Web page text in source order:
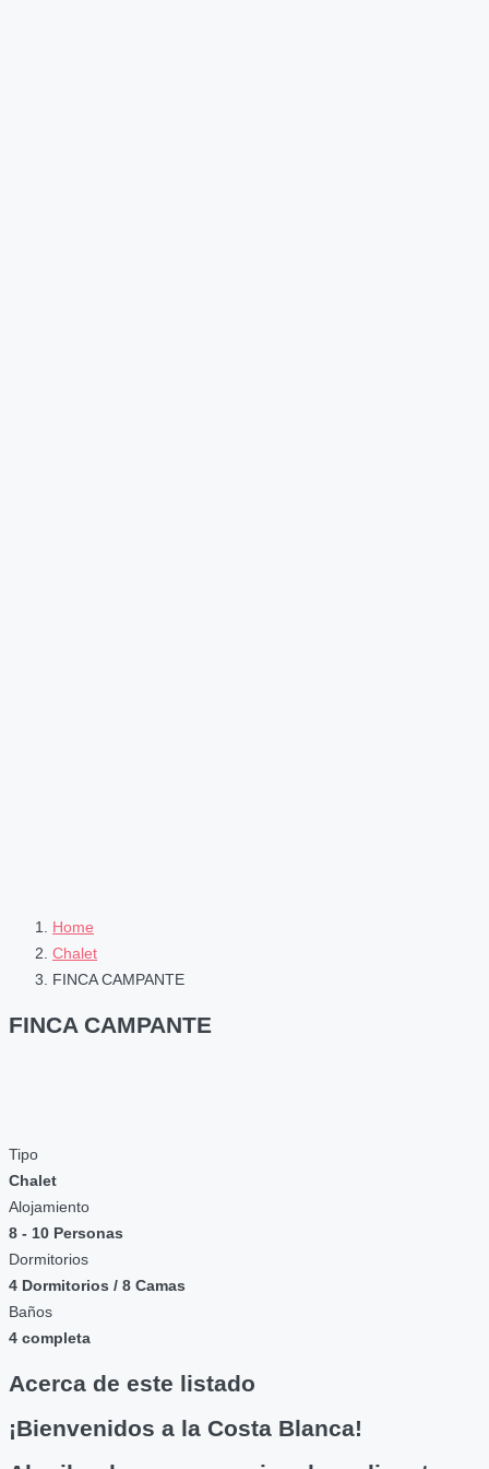
Home
Chalet
FINCA CAMPANTE
FINCA CAMPANTE
Tipo
Chalet
Alojamiento
8 - 10 Personas
Dormitorios
4 Dormitorios / 8 Camas
Baños
4 completa
Acerca de este listado
¡Bienvenidos a la Costa Blanca!